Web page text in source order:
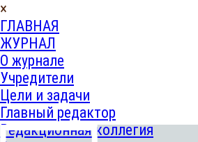
×
ГЛАВНАЯ
ЖУРНАЛ
О журнале
Учредители
Цели и задачи
Главный редактор
Редакционная коллегия